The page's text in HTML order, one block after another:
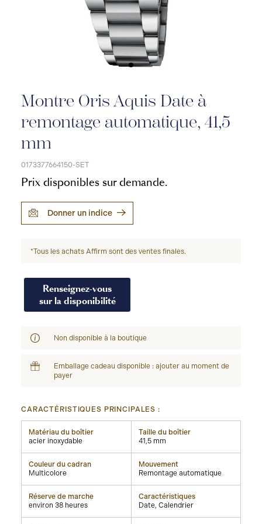
Montre Oris Aquis Date à
remontage automatique, 41,5
mm
0173377664150-SET
Prix disponibles sur demande.
Donner un indice
*Tous les achats Affirm sont des ventes finales.
Renseignez-vous
sur la disponibilité
Non disponible à la boutique
Emballage cadeau disponible : ajouter au moment de
payer
CARACTÉRISTIQUES PRINCIPALES :
Matériau du boîtier
acier inoxydable
Taille du boîtier
41,5 mm
Couleur du cadran
Multicolore
Mouvement
Remontage automatique
Réserve de marche
environ 38 heures
Caractéristiques
Date, Calendrier